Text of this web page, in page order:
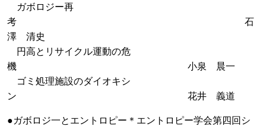
ガボロジー再
考 石
澤 清史
円高とリサイクル運動の危
機 小泉 晨一
ゴミ処理施設のダイオキシ
ン 花井 義道
●ガボロジ一とエントロピー＊エントロピー学会第四回シ